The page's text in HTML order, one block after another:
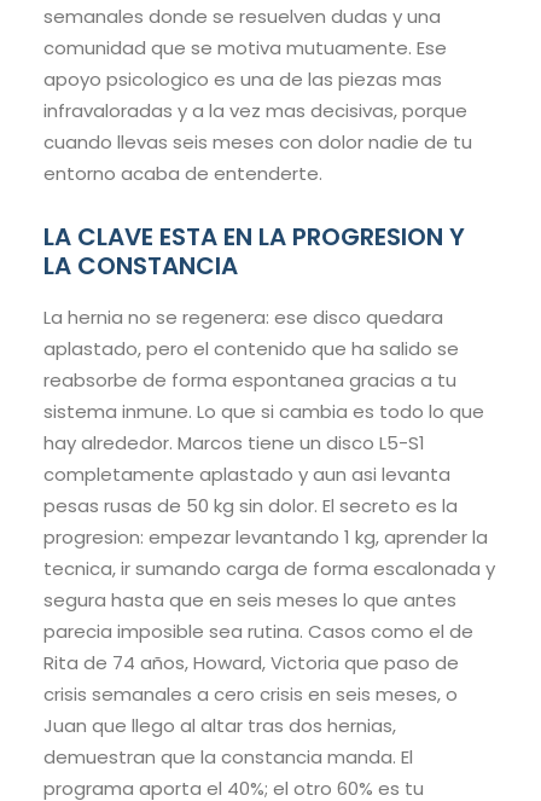
semanales donde se resuelven dudas y una
comunidad que se motiva mutuamente. Ese
apoyo psicologico es una de las piezas mas
infravaloradas y a la vez mas decisivas, porque
cuando llevas seis meses con dolor nadie de tu
entorno acaba de entenderte.
LA CLAVE ESTA EN LA PROGRESION Y
LA CONSTANCIA
La hernia no se regenera: ese disco quedara
aplastado, pero el contenido que ha salido se
reabsorbe de forma espontanea gracias a tu
sistema inmune. Lo que si cambia es todo lo que
hay alrededor. Marcos tiene un disco L5-S1
completamente aplastado y aun asi levanta
pesas rusas de 50 kg sin dolor. El secreto es la
progresion: empezar levantando 1 kg, aprender la
tecnica, ir sumando carga de forma escalonada y
segura hasta que en seis meses lo que antes
parecia imposible sea rutina. Casos como el de
Rita de 74 años, Howard, Victoria que paso de
crisis semanales a cero crisis en seis meses, o
Juan que llego al altar tras dos hernias,
demuestran que la constancia manda. El
programa aporta el 40%; el otro 60% es tu